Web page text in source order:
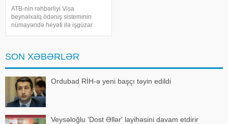
ATB-nin rəhbərliyi Visa
beynəlxalq ödəniş sisteminin
nümayəndə heyəti ilə işgüzar
daha da genişləndirilməsi,
SON XƏBƏRLƏR
Ordubad RİH-ə yeni başçı təyin edildi
Veysəloğlu 'Dost Əllər' layihəsini davam etdirir